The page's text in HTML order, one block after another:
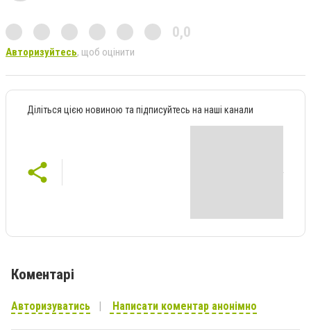
0,0
Авторизуйтесь, щоб оцінити
Діліться цією новиною та підписуйтесь на наші канали
Коментарі
Авторизуватись Написати коментар анонімно